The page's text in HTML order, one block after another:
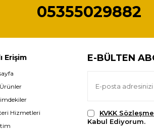
05355029882
Erişim
Hizmetleri
E-BÜLTEN
KVKK
Kabul Ediyorum.